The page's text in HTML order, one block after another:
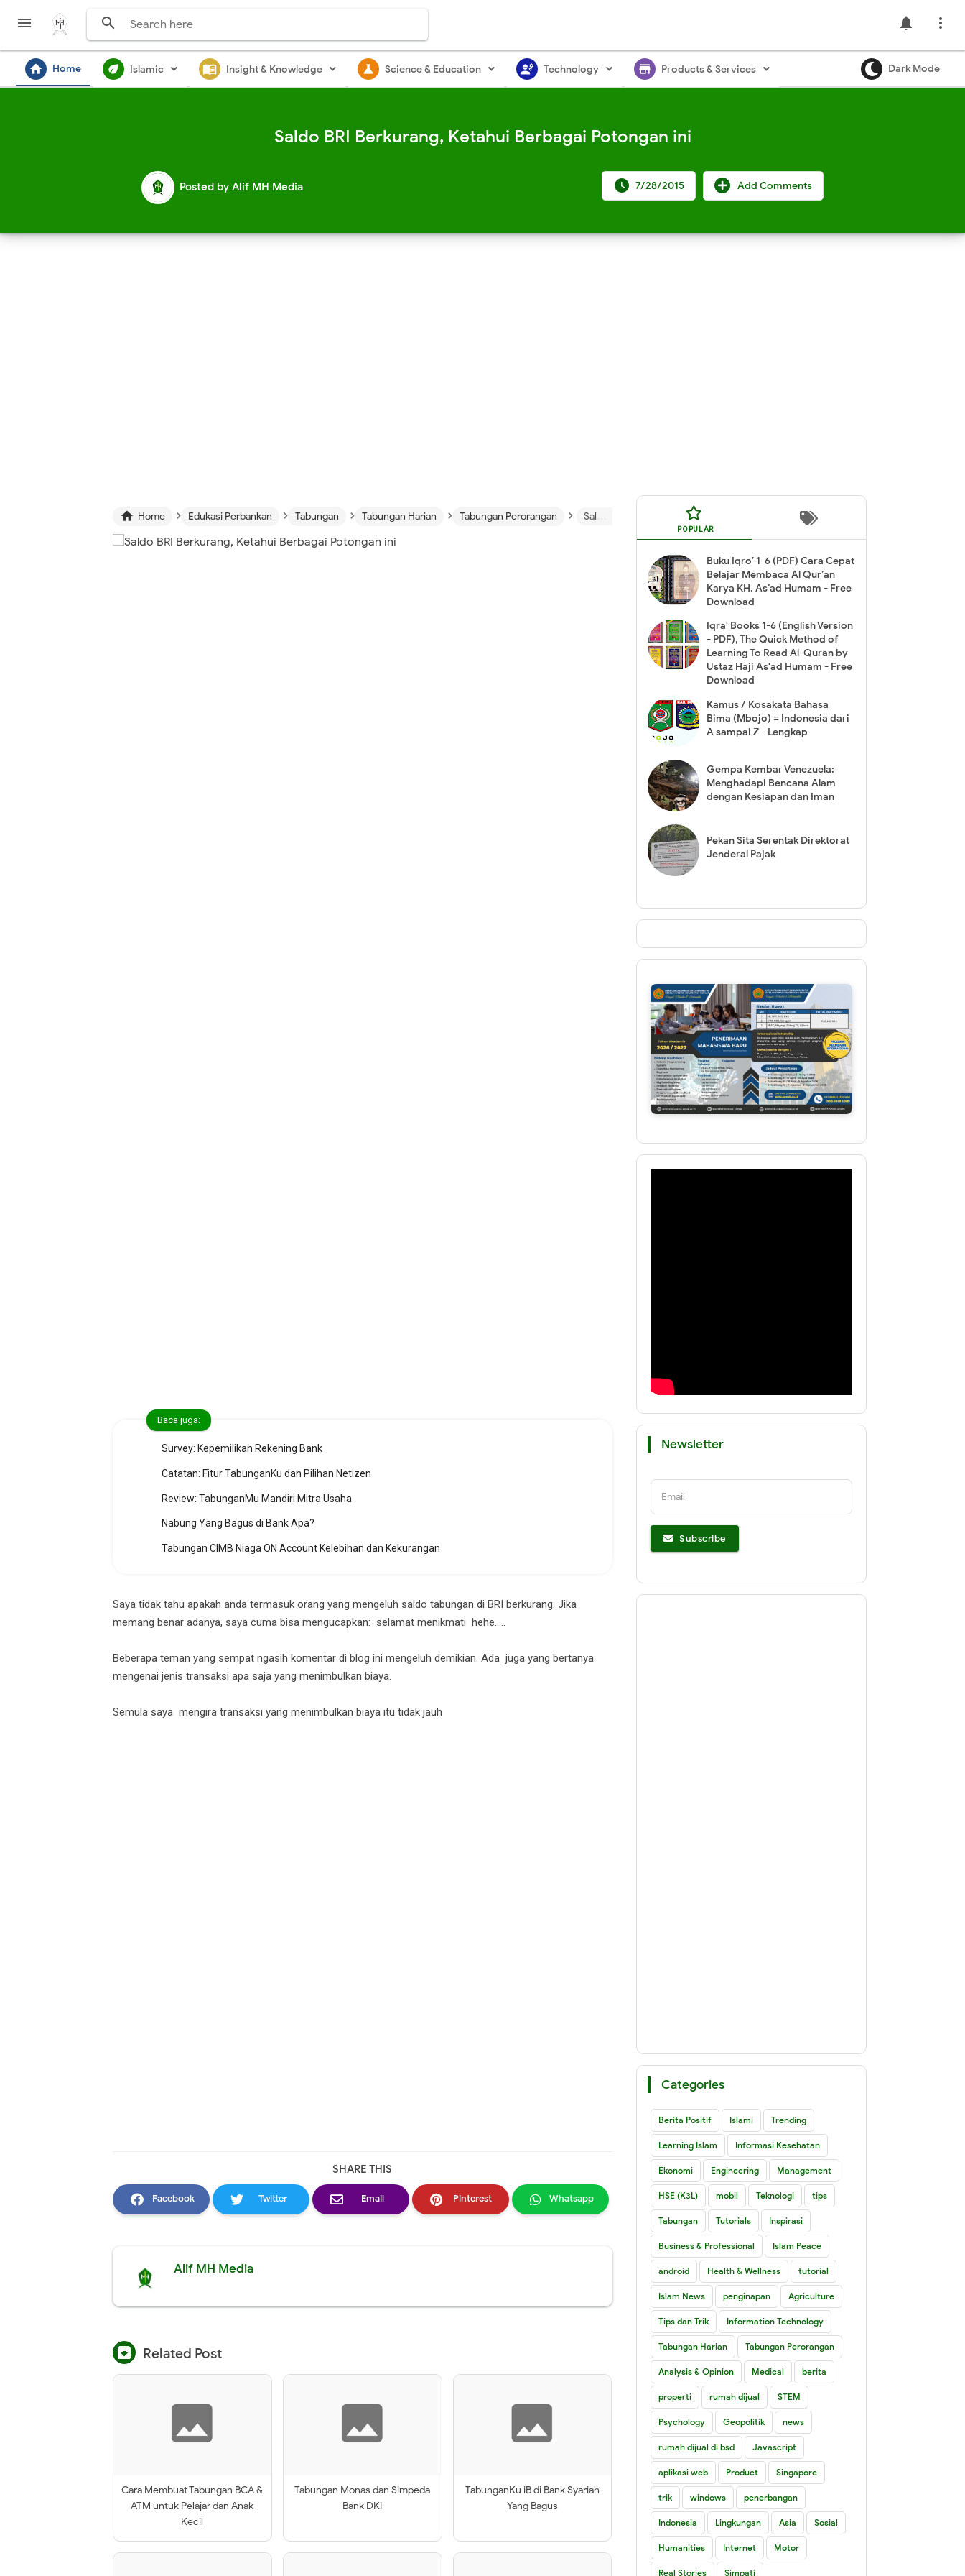
 
notifications

home Home ecodIslamic menu_book Insight & Knowledge science Science & Education engineering Technology store Products & Services Dark Mode
Saldo BRI Berkurang, Ketahui Berbagai Potongan ini
Posted by Alif MH Media Add Comments
 7/28/2015
 Home › Edukasi Perbankan › Tabungan › Tabungan Harian › Tabungan Perorangan › Saldo BRI Berkurang, Ketahui Berbagai Potongan ini
Baca juga:
Survey: Kepemilikan Rekening Bank
Catatan: Fitur TabunganKu dan Pilihan Netizen
Review: TabunganMu Mandiri Mitra Usaha
Nabung Yang Bagus di Bank Apa?
Tabungan CIMB Niaga ON Account Kelebihan dan Kekurangan
Saya tidak tahu apakah anda termasuk orang yang mengeluh saldo tabungan di BRI berkurang. Jika
memang benar adanya, saya cuma bisa mengucapkan: selamat menikmati hehe…..
Beberapa teman yang sempat ngasih komentar di blog ini mengeluh demikian. Ada juga yang bertanya
mengenai jenis transaksi apa saja yang menimbulkan biaya.
Semula saya mengira transaksi yang menimbulkan biaya itu tidak jauh
SHARE THIS
Facebook Twitter Email Pinterest Whatsapp
Alif MH Media
 Related Post
Cara Membuat Tabungan BCA &
ATM untuk Pelajar dan Anak
Kecil
Tabungan Monas dan Simpeda
Bank DKI
TabunganKu iB di Bank Syariah
Yang Bagus
POPULAR
Buku Iqro’ 1-6 (PDF) Cara Cepat
Belajar Membaca Al Qur’an
Karya KH. As’ad Humam - Free
Download
Iqra' Books 1-6 (English Version
- PDF), The Quick Method of
Learning To Read Al-Quran by
Ustaz Haji As'ad Humam - Free
Download
Kamus / Kosakata Bahasa
Bima (Mbojo) = Indonesia dari
A sampai Z - Lengkap
Gempa Kembar Venezuela:
Menghadapi Bencana Alam
dengan Kesiapan dan Iman
Pekan Sita Serentak Direktorat
Jenderal Pajak
Newsletter
Email
Subscribe
Categories
Berita Positif Islami Trending
Learning Islam Informasi Kesehatan
Ekonomi Engineering Management
HSE (K3L) mobil Teknologi tips
Tabungan Tutorials Inspirasi
Business & Professional Islam Peace
android Health & Wellness tutorial
Islam News penginapan Agriculture
Tips dan Trik Information Technology
Tabungan Harian Tabungan Perorangan
Analysis & Opinion Medical berita
properti rumah dijual STEM
Psychology Geopolitik news
rumah dijual di bsd Javascript
aplikasi web Product Singapore
trik windows penerbangan
Indonesia Lingkungan Asia Sosial
Humanities Internet Motor
Real Stories Simpati